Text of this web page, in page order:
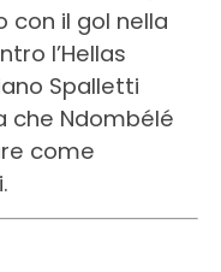
con il gol nella
l’Hellas
Spalletti
che Ndombélé
come